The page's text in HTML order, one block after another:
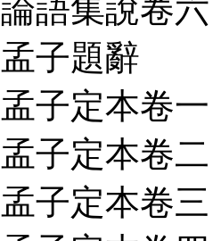
論語集說卷六
孟子題辭
孟子定本卷一
孟子定本卷二
孟子定本卷三